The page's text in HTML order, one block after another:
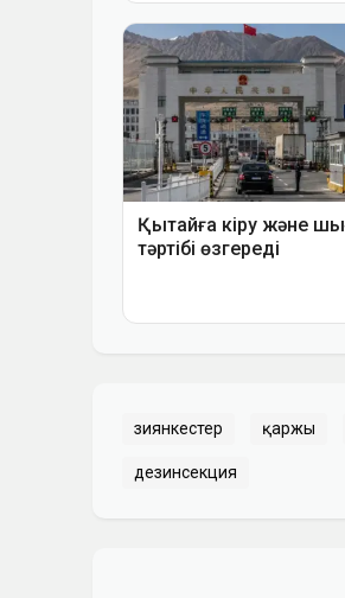
зиянкестер қаржы
дезинсекция